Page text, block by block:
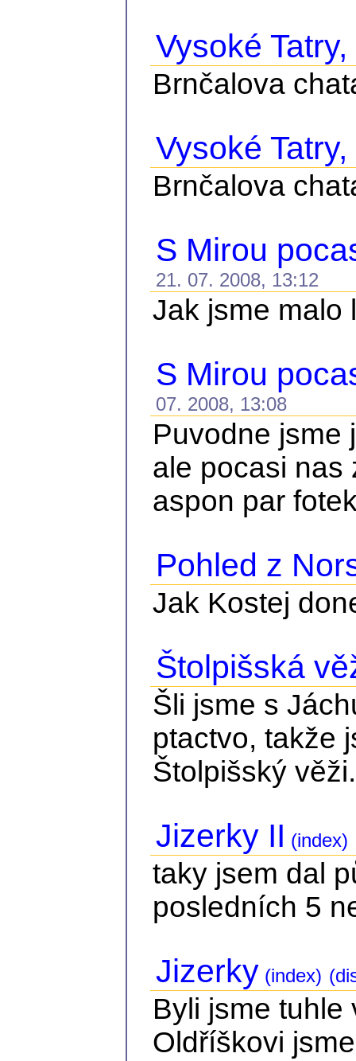
Vysoké Tatry,
Brnčalova
Vysoké
Brnčalova
S Mirou
21. 07. 2008, 13:12
Jak jsme malo
S Mirou
07. 2008, 13:08
Puvodne jsme
ale pocasi nas
aspon par
Pohled z
Jak Kostej
Štolpišská
Šli jsme s
ptactvo, takže
Štolpišský věži.
Jizerky II (index)
taky jsem dal
posledních 5
Jizerky (index)
Byli jsme tuhle
Oldříškovi